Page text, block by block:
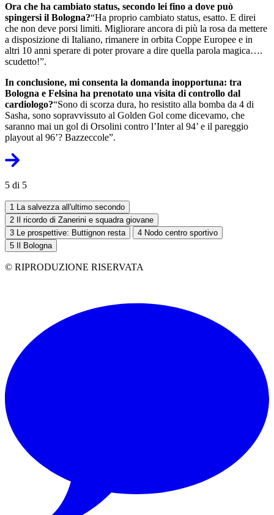
Ora che ha cambiato status, secondo lei fino a dove può
spingersi il Bologna?“Ha proprio cambiato status, esatto. E direi
che non deve porsi limiti. Migliorare ancora di più la rosa da mettere
a disposizione di Italiano, rimanere in orbita Coppe Europee e in
altri 10 anni sperare di poter provare a dire quella parola magica….
scudetto!”.
In conclusione, mi consenta la domanda inopportuna: tra
Bologna e Felsina ha prenotato una visita di controllo dal
cardiologo?“Sono di scorza dura, ho resistito alla bomba da 4 di
Sasha, sono sopravvissuto al Golden Gol come dicevamo, che
saranno mai un gol di Orsolini contro l’Inter al 94’ e il pareggio
playout al 96’? Bazzeccole”.
5 di 5
1
La salvezza all'ultimo secondo
2
Il ricordo di Zanerini e squadra giovane
3
Le prospettive: Buttignon resta 4 Nodo centro sportivo
5
Il Bologna
© RIPRODUZIONE RISERVATA